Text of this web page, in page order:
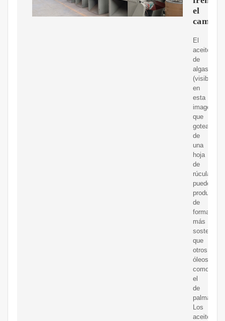
el
cambio
El
aceite
de
algas
(visible
en
esta
imagen)
que
gotea
de
una
hoja
de
rúcula,
puede
producirse
de
forma
más
sostenible
que
otros
óleos,
como
el
de
palma.
Los
aceites